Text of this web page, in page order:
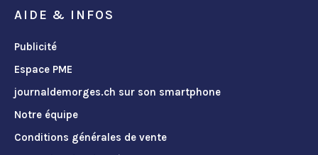
AIDE & INFOS
Publicité
Espace PME
journaldemorges.ch sur son smartphone
Notre équipe
Conditions générales de vente